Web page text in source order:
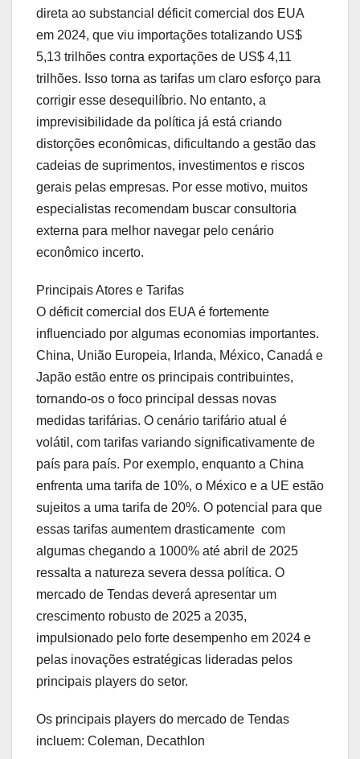
direta ao substancial déficit comercial dos EUA
em 2024, que viu importações totalizando US$
5,13 trilhões contra exportações de US$ 4,11
trilhões. Isso torna as tarifas um claro esforço para
corrigir esse desequilíbrio. No entanto, a
imprevisibilidade da política já está criando
distorções econômicas, dificultando a gestão das
cadeias de suprimentos, investimentos e riscos
gerais pelas empresas. Por esse motivo, muitos
especialistas recomendam buscar consultoria
externa para melhor navegar pelo cenário
econômico incerto.
Principais Atores e Tarifas
O déficit comercial dos EUA é fortemente
influenciado por algumas economias importantes.
China, União Europeia, Irlanda, México, Canadá e
Japão estão entre os principais contribuintes,
tornando-os o foco principal dessas novas
medidas tarifárias. O cenário tarifário atual é
volátil, com tarifas variando significativamente de
país para país. Por exemplo, enquanto a China
enfrenta uma tarifa de 10%, o México e a UE estão
sujeitos a uma tarifa de 20%. O potencial para que
essas tarifas aumentem drasticamente  com
algumas chegando a 1000% até abril de 2025 
ressalta a natureza severa dessa política. O
mercado de Tendas deverá apresentar um
crescimento robusto de 2025 a 2035,
impulsionado pelo forte desempenho em 2024 e
pelas inovações estratégicas lideradas pelos
principais players do setor.
Os principais players do mercado de Tendas
incluem: Coleman, Decathlon